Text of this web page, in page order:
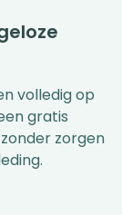
volledig op
gratis
zorgen